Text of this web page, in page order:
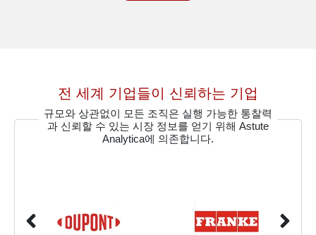
전 세계 기업들이 신뢰하는 기업
규모와 상관없이 모든 조직은 실행 가능한 통찰력
과 신뢰할 수 있는 시장 정보를 얻기 위해 Astute
Analytica에 의존합니다.